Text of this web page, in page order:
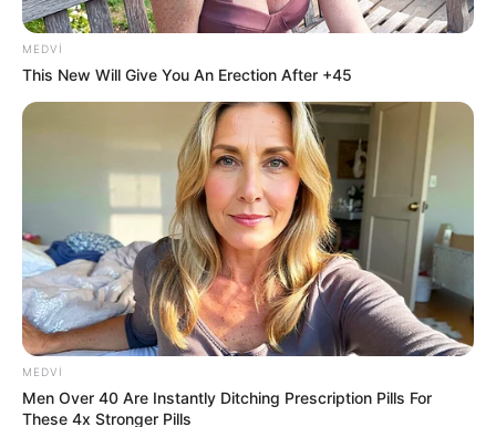
19:09 / 06 Avqust 2026 CƏMİYYƏT
Şəxs məcburi nikahda saxlanıla bilərmi?
—Vəkildən AÇIQLAMA
55 0
MEDVI
This New Will Give You An Erection After +45
MEDVI
Men Over 40 Are Instantly Ditching Prescription Pills For
These 4x Stronger Pills